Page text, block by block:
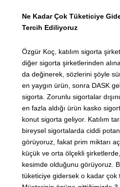
Ne Kadar Çok Tüketiciye
Tercih Ediliyoruz
Özgür Koç, katılım sigorta
diğer sigorta şirketlerinden
da değinerek, sözlerini şöyle
en yaygın ürün, sonra DASK
sigorta. Zorunlu sigortalar
en fazla aldığı ürün kasko
konut sigorta geliyor. Katılım
bireysel sigortalarda ciddi
görüyoruz, fakat prim miktarı
küçük ve orta ölçekli
kesimde olduğunu görüyoruz.
tüketiciye gidersek o kadar çok